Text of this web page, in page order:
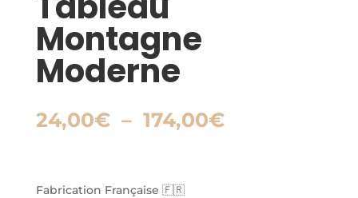
Montagne
Moderne
24,00€ – 174,00€Plage
Fabrication Française 🇫🇷